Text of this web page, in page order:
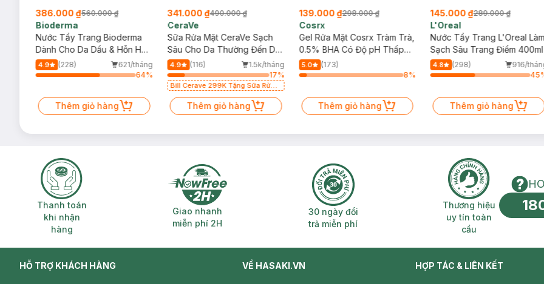
386.000 ₫560.000 ₫
Bioderma
Nước Tẩy Trang Bioderma
Dành Cho Da Dầu & Hỗn Hợp
500ml
4.9 (228)
621/tháng
64%
Thêm giỏ hàng
341.000 ₫490.000 ₫
CeraVe
Sữa Rửa Mặt CeraVe Sạch
Sâu Cho Da Thường Đến Da
Dầu 473ml
4.9 (116)
1.5k/tháng
17%
Bill Cerave 299K Tặng Sữa Rửa
Thêm giỏ hàng
139.000 ₫298.000 ₫
Cosrx
Gel Rửa Mặt Cosrx Tràm Trà,
0.5% BHA Có Độ pH Thấp
150ml
5.0
(173)
8%
Thêm giỏ hàng
145.000 ₫289.000 ₫
L'Oreal
Nước Tẩy Trang L'Oreal
Sạch Sâu Trang Điểm 400ml
4.8 (298)
916/
45
Thêm giỏ hàng
Thanh toán khi nhận hàng
Thanh toán
khi nhận
hàng
Giao nhanh miễn phí 2H
Giao nhanh
miễn phí 2H
30 ngày đổi trả miễn phí
30 ngày đổi
trả miễn phí
Thương hiệu
Thương hiệu
uy tín toàn
cầu
HỖ TRỢ KHÁCH HÀNG VỀ HASAKI.VN HỢP TÁC & LIÊN KẾT